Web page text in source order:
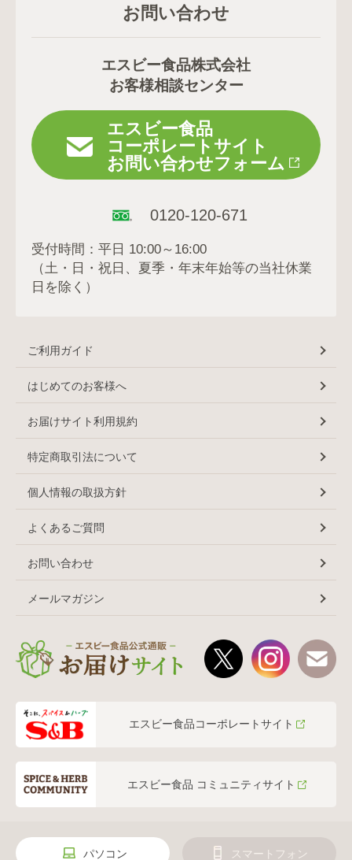
お問い合わせ
エスビー食品株式会社
お客様相談センター
エスビー食品
コーポレートサイト
お問い合わせフォーム
0120-120-671
受付時間：平日 10:00～16:00
（土・日・祝日、夏季・年末年始等の当社休業
日を除く）
ご利用ガイド
はじめてのお客様へ
お届けサイト利用規約
特定商取引法について
個人情報の取扱方針
よくあるご質問
お問い合わせ
メールマガジン
エスビー食品コーポレートサイト
エスビー食品 コミュニティサイト
パソコン スマートフォン